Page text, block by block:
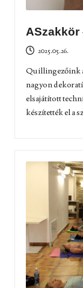
ASzakkör
2025.05.26.
Quillingezőink
nagyon
elsajátított
készítették el a